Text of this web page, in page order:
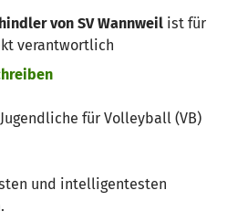
von SV Wannweil ist für
verantwortlich
für Volleyball (VB)
und intelligentesten